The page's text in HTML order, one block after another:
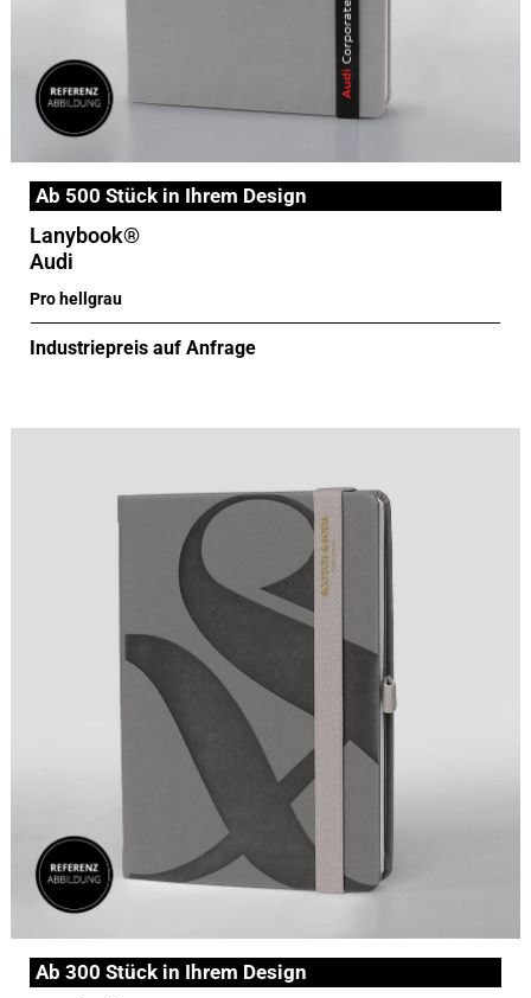
Ab 500 Stück in Ihrem Design
Lanybook®
Audi
Pro hellgrau
Industriepreis auf Anfrage
Ab 300 Stück in Ihrem Design